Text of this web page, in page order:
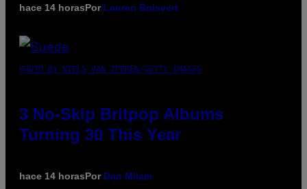
hace 14 horasPor Lauren Boisvert
PHOTO BY NIELS VAN IPEREN/GETTY IMAGES
3 No-Skip Britpop Albums
Turning 30 This Year
hace 14 horasPor Dan Milam